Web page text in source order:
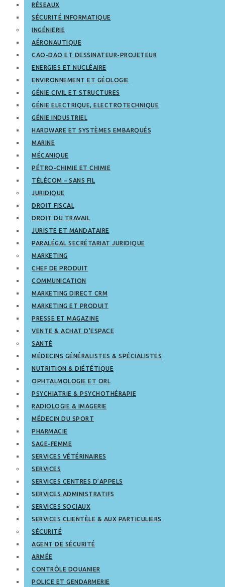
RÉSEAUX
SÉCURITÉ INFORMATIQUE
INGÉNIERIE
AÉRONAUTIQUE
CAO-DAO ET DESSINATEUR-PROJETEUR
ENERGIES ET NUCLÉAIRE
ENVIRONNEMENT ET GÉOLOGIE
GÉNIE CIVIL ET STRUCTURES
GÉNIE ELECTRIQUE, ELECTROTECHNIQUE
GÉNIE INDUSTRIEL
HARDWARE ET SYSTÈMES EMBARQUÉS
MARINE
MÉCANIQUE
PÉTRO-CHIMIE ET CHIMIE
TÉLÉCOM – SANS FIL
JURIDIQUE
DROIT FISCAL
DROIT DU TRAVAIL
JURISTE ET MANDATAIRE
PARALÉGAL SECRÉTARIAT JURIDIQUE
MARKETING
CHEF DE PRODUIT
COMMUNICATION
MARKETING DIRECT CRM
MARKETING ET PRODUIT
PRESSE ET MAGAZINE
VENTE & ACHAT D’ESPACE
SANTÉ
MÉDECINS GÉNÉRALISTES & SPÉCIALISTES
NUTRITION & DIÉTÉTIQUE
OPHTALMOLOGIE ET ORL
PSYCHIATRIE & PSYCHOTHÉRAPIE
RADIOLOGIE & IMAGERIE
MÉDECIN DU SPORT
PHARMACIE
SAGE-FEMME
SERVICES VÉTÉRINAIRES
SERVICES
SERVICES CENTRES D’APPELS
SERVICES ADMINISTRATIFS
SERVICES SOCIAUX
SERVICES CLIENTÈLE & AUX PARTICULIERS
SÉCURITÉ
AGENT DE SÉCURITÉ
ARMÉE
CONTRÔLE DOUANIER
POLICE ET GENDARMERIE